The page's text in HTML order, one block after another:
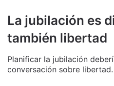
La jubilación es
también libertad
Planificar la jubilación
conversación sobre libertad.